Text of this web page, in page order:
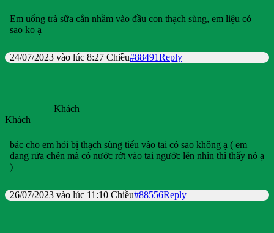
Em uống trà sữa cắn nhầm vào đầu con thạch sùng, em liệu có
sao ko ạ
24/07/2023 vào lúc 8:27 Chiều#88491Reply
Khách
Khách
bác cho em hỏi bị thạch sùng tiểu vào tai có sao không ạ ( em
đang rửa chén mà có nước rớt vào tai ngước lên nhìn thì thấy nó ạ
)
26/07/2023 vào lúc 11:10 Chiều#88556Reply